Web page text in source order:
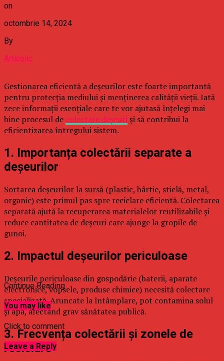
on
octombrie 14, 2024
By
Articolic
Gestionarea eficientă a deșeurilor este foarte importantă
pentru protecția mediului și menținerea calității vieții. Iată
zece informații esențiale care te vor ajutasă înțelegi mai
bine procesul de colectare deșeuriși să contribui la
eficientizarea întregului sistem.
1. Importanța colectării separate a
deșeurilor
Sortarea deșeurilor la sursă (plastic, hârtie, sticlă, metal,
organic) este primul pas spre reciclare eficientă. Colectarea
separată ajută la recuperarea materialelor reutilizabile și
reduce cantitatea de deșeuri care ajunge la gropile de
gunoi.
2. Impactul deșeurilor periculoase
Deșeurile periculoase din gospodărie (baterii, aparate
electronice, vopsele, produse chimice) necesită colectare
specializată. Aruncate la întâmplare, pot contamina solul
și apa, afectând grav sănătatea publică.
3. Frecvența colectării și zonele de
reciclare
Continue Reading
You may like
Click to comment
Leave a Reply